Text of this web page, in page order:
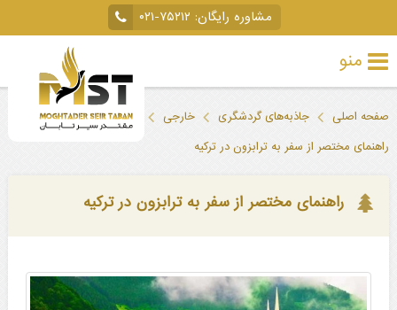
مشاوره رایگان: ۰۲۱-۷۵۲۱۲
منو
داخلی
آخری
صفحه اصلی جاذبه‌های گردشگری خارجی ترکیه
ترابزون
راهنمای مختصر از سفر به ترابزون در ترکیه
راهنمای مختصر از سفر به ترابزون در ترکیه